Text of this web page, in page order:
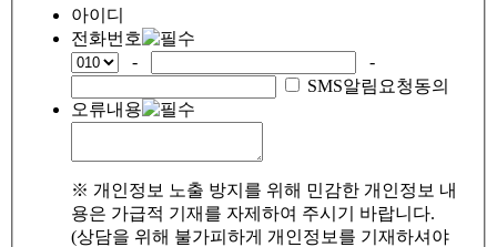
아이디
전화번호
-
-
SMS알림요청동의
오류내용
※ 개인정보 노출 방지를 위해 민감한 개인정보 내
용은 가급적 기재를 자제하여 주시기 바랍니다.
(상담을 위해 불가피하게 개인정보를 기재하셔야